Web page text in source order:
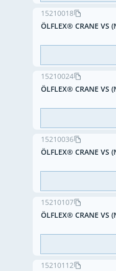
15210018
ÖLFLEX® CRANE VS
15210024
ÖLFLEX® CRANE VS
15210036
ÖLFLEX® CRANE VS
15210107
ÖLFLEX® CRANE VS
15210112